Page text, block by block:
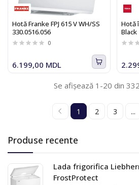
Produse recente
Lada frigorifica
FrostProtect
Hotă Franke FPJ 615 V WH/SS
330.0516.056
0
6.199,00 MDL
Hotă
Black
Se afișează 1-20 din
1 2 3 ...